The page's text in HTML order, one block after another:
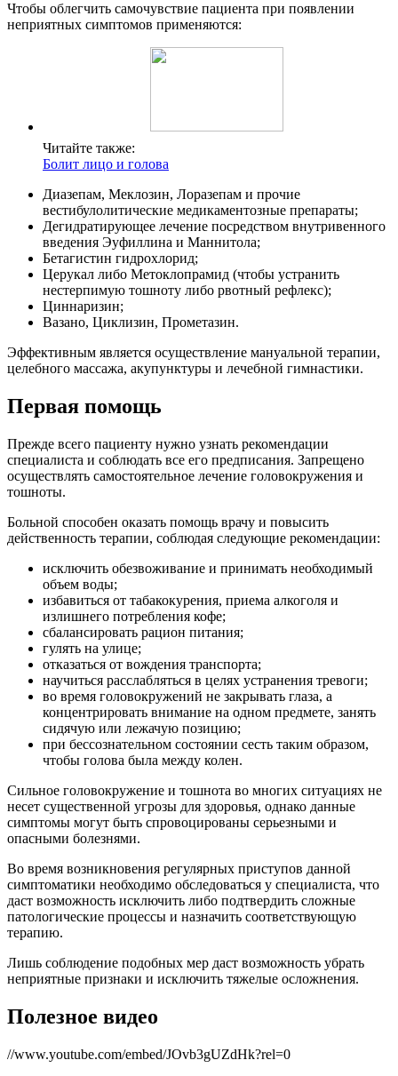
Чтобы облегчить самочувствие пациента при появлении
неприятных симптомов применяются:
Читайте также:
Болит лицо и голова
Диазепам, Меклозин, Лоразепам и прочие
вестибулолитические медикаментозные препараты;
Дегидратирующее лечение посредством внутривенного
введения Эуфиллина и Маннитола;
Бетагистин гидрохлорид;
Церукал либо Метоклопрамид (чтобы устранить
нестерпимую тошноту либо рвотный рефлекс);
Циннаризин;
Вазано, Циклизин, Прометазин.
Эффективным является осуществление мануальной терапии,
целебного массажа, акупунктуры и лечебной гимнастики.
Первая помощь
Прежде всего пациенту нужно узнать рекомендации
специалиста и соблюдать все его предписания. Запрещено
осуществлять самостоятельное лечение головокружения и
тошноты.
Больной способен оказать помощь врачу и повысить
действенность терапии, соблюдая следующие рекомендации:
исключить обезвоживание и принимать необходимый
объем воды;
избавиться от табакокурения, приема алкоголя и
излишнего потребления кофе;
сбалансировать рацион питания;
гулять на улице;
отказаться от вождения транспорта;
научиться расслабляться в целях устранения тревоги;
во время головокружений не закрывать глаза, а
концентрировать внимание на одном предмете, занять
сидячую или лежачую позицию;
при бессознательном состоянии сесть таким образом,
чтобы голова была между колен.
Сильное головокружение и тошнота во многих ситуациях не
несет существенной угрозы для здоровья, однако данные
симптомы могут быть спровоцированы серьезными и
опасными болезнями.
Во время возникновения регулярных приступов данной
симптоматики необходимо обследоваться у специалиста, что
даст возможность исключить либо подтвердить сложные
патологические процессы и назначить соответствующую
терапию.
Лишь соблюдение подобных мер даст возможность убрать
неприятные признаки и исключить тяжелые осложнения.
Полезное видео
//www.youtube.com/embed/JOvb3gUZdHk?rel=0